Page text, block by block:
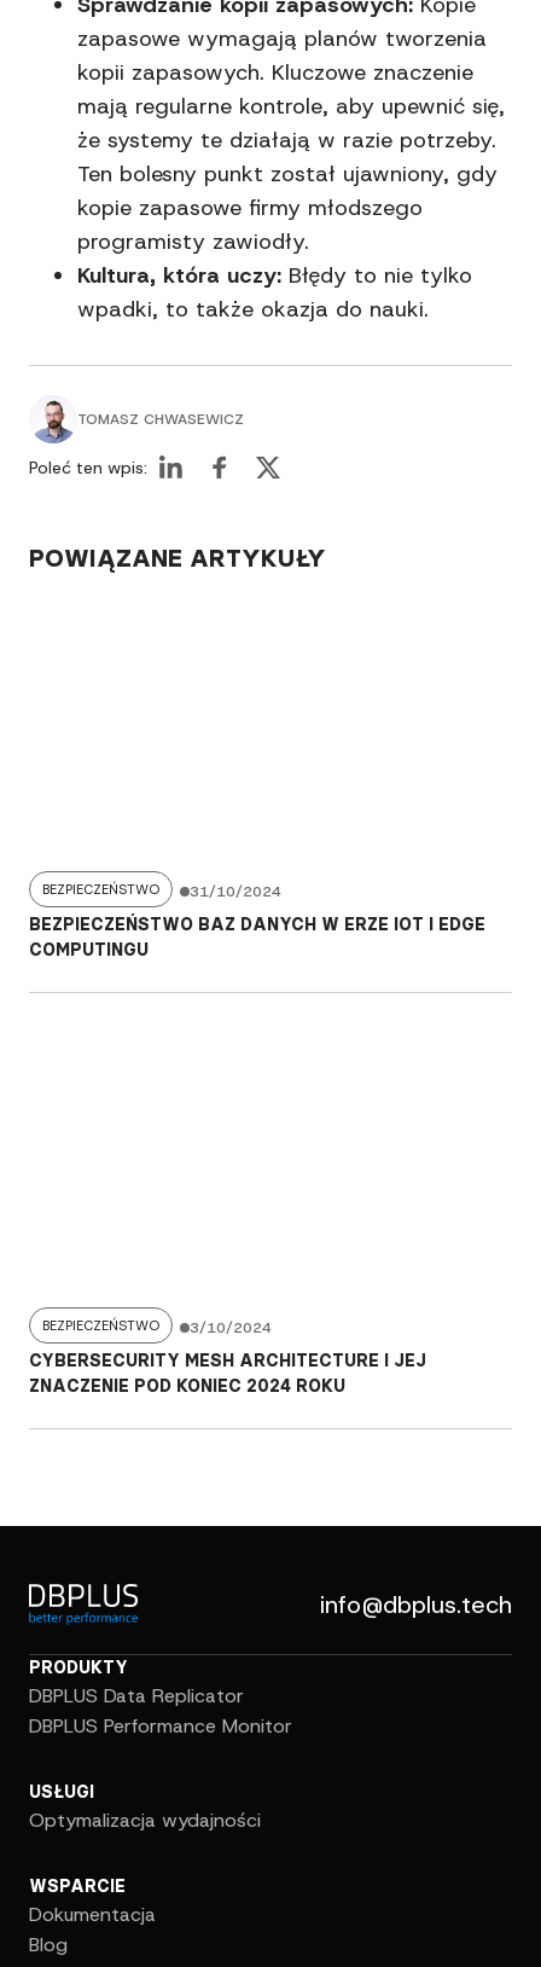
zapasowe wymagają planów tworzenia
kopii zapasowych. Kluczowe znaczenie
mają regularne kontrole, aby upewnić się,
że systemy te działają w razie potrzeby.
Ten bolesny punkt został ujawniony, gdy
kopie zapasowe firmy młodszego
programisty zawiodły.
Kultura, która uczy: Błędy to nie tylko
wpadki, to także okazja do nauki.
TOMASZ CHWASEWICZ
Poleć ten wpis:
POWIĄZANE ARTYKUŁY
BEZPIECZEŃSTWO 31/10/2024
BEZPIECZEŃSTWO BAZ DANYCH W ERZE IOT I EDGE
COMPUTINGU
BEZPIECZEŃSTWO 3/10/2024
CYBERSECURITY MESH ARCHITECTURE I JEJ
ZNACZENIE POD KONIEC 2024 ROKU
info@dbplus.tech
PRODUKTY
DBPLUS Data Replicator
DBPLUS Performance Monitor
USŁUGI
Optymalizacja wydajności
WSPARCIE
Dokumentacja
Blog